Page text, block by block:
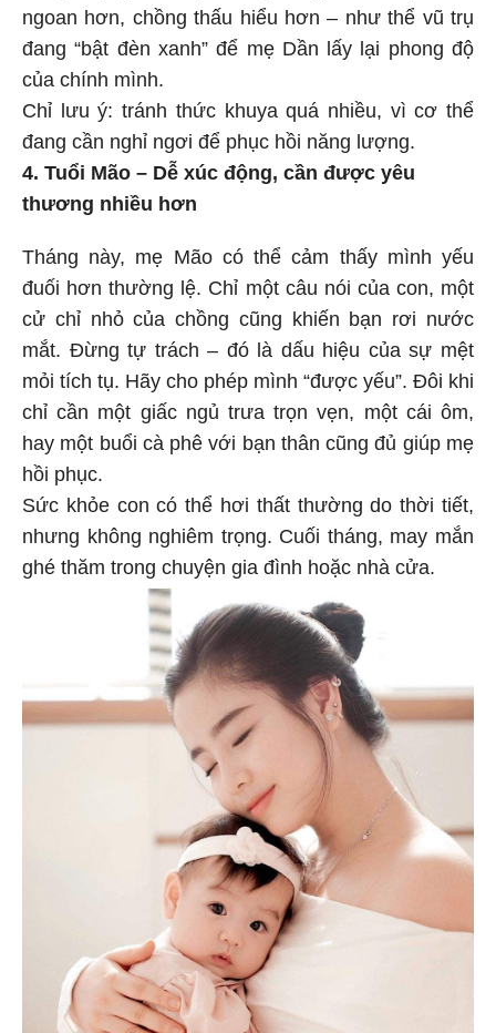
ngoan hơn, chồng thấu hiểu hơn – như thể vũ trụ
đang “bật đèn xanh” để mẹ Dần lấy lại phong độ
của chính mình.
Chỉ lưu ý: tránh thức khuya quá nhiều, vì cơ thể
đang cần nghỉ ngơi để phục hồi năng lượng.
4. Tuổi Mão – Dễ xúc động, cần được yêu
thương nhiều hơn
Tháng này, mẹ Mão có thể cảm thấy mình yếu
đuối hơn thường lệ. Chỉ một câu nói của con, một
cử chỉ nhỏ của chồng cũng khiến bạn rơi nước
mắt. Đừng tự trách – đó là dấu hiệu của sự mệt
mỏi tích tụ. Hãy cho phép mình “được yếu”. Đôi khi
chỉ cần một giấc ngủ trưa trọn vẹn, một cái ôm,
hay một buổi cà phê với bạn thân cũng đủ giúp mẹ
hồi phục.
Sức khỏe con có thể hơi thất thường do thời tiết,
nhưng không nghiêm trọng. Cuối tháng, may mắn
ghé thăm trong chuyện gia đình hoặc nhà cửa.